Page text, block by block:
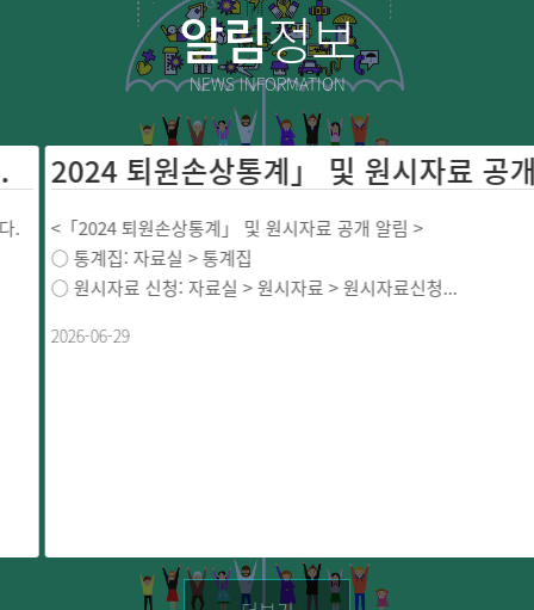
알림정보
NEWS INFORMATION
2024 퇴원
<「2024 퇴원손상통계」 및 원시자료 공개 알림 >
○ 통계집: 자료실 > 통계집
○ 원시자료 신청: 자료실 > 원시자료 > 원시자료신청...
2026-06-29